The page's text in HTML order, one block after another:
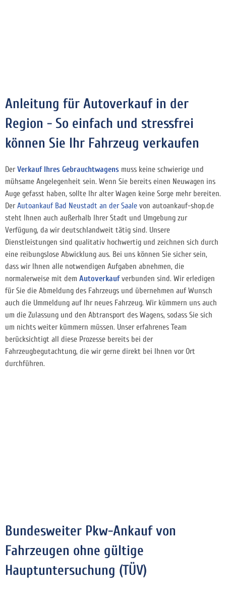
Anleitung für Autoverkauf in der
Region - So einfach und stressfrei
können Sie Ihr Fahrzeug verkaufen
DerVerkauf Ihres Gebrauchtwagens muss keine schwierige und
mühsame Angelegenheit sein. Wenn Sie bereits einen Neuwagen ins
Auge gefasst haben, sollte Ihr alter Wagen keine Sorge mehr bereiten.
DerAutoankauf Bad Neustadt an der Saale von autoankauf-shop.de
steht Ihnen auch außerhalb Ihrer Stadt und Umgebung zur
Verfügung, da wir deutschlandweit tätig sind. Unsere
Dienstleistungen sind qualitativ hochwertig und zeichnen sich durch
eine reibungslose Abwicklung aus. Bei uns können Sie sicher sein,
dass wir Ihnen alle notwendigen Aufgaben abnehmen, die
normalerweise mit dem Autoverkaufverbunden sind. Wir erledigen
für Sie die Abmeldung des Fahrzeugs und übernehmen auf Wunsch
auch die Ummeldung auf Ihr neues Fahrzeug. Wir kümmern uns auch
um die Zulassung und den Abtransport des Wagens, sodass Sie sich
um nichts weiter kümmern müssen. Unser erfahrenes Team
berücksichtigt all diese Prozesse bereits bei der
Fahrzeugbegutachtung, die wir gerne direkt bei Ihnen vor Ort
durchführen.
Bundesweiter Pkw-Ankauf von
Fahrzeugen ohne gültige
Hauptuntersuchung (TÜV)